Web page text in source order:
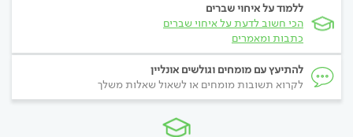
ללמוד על איחוי שברים
הכי חשוב לדעת על איחוי שברים
כתבות ומאמרים
להתיעץ עם מומחים וגולשים אונליין
לקרוא תשובות מומחים או לשאול שאלות משלך